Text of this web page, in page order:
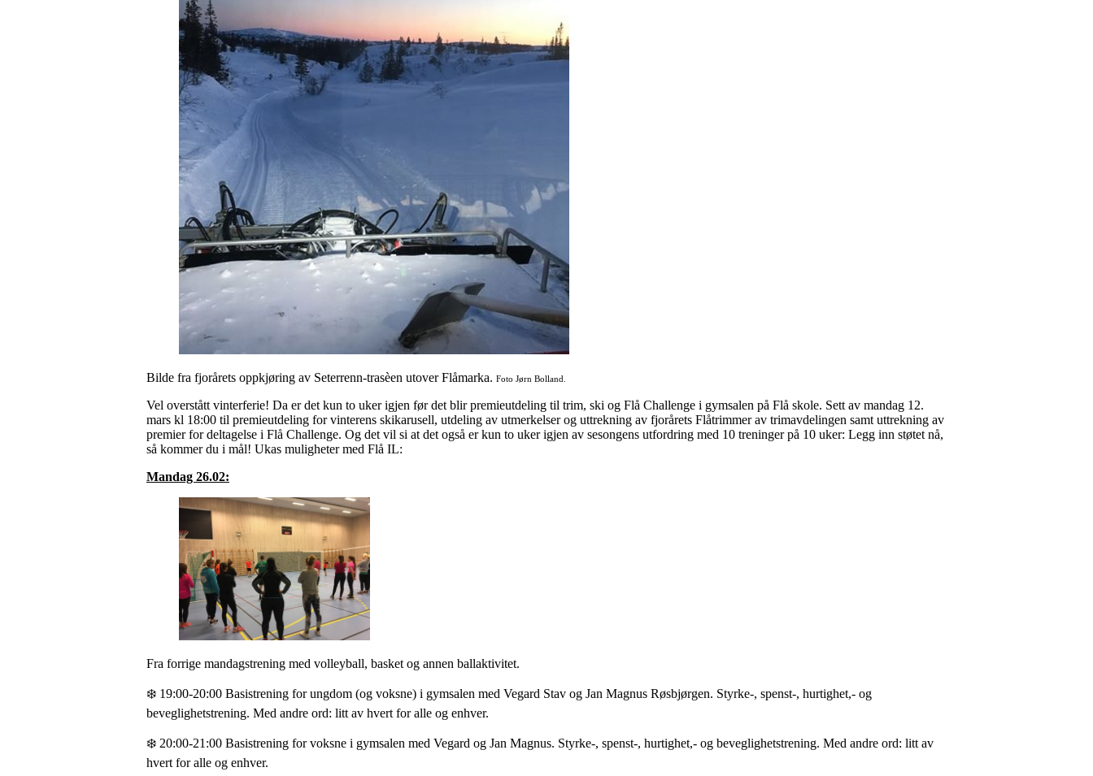
Bilde fra fjorårets oppkjøring av Seterrenn-trasèen utover Flåmarka. Foto Jørn Bolland.
Vel overstått vinterferie! Da er det kun to uker igjen før det blir premieutdeling til trim, ski og Flå Challenge i gymsalen på Flå skole. Sett av mandag 12.
mars kl 18:00 til premieutdeling for vinterens skikarusell, utdeling av utmerkelser og uttrekning av fjorårets Flåtrimmer av trimavdelingen samt uttrekning av
premier for deltagelse i Flå Challenge. Og det vil si at det også er kun to uker igjen av sesongens utfordring med 10 treninger på 10 uker: Legg inn støtet nå,
så kommer du i mål! Ukas muligheter med Flå IL:
Mandag 26.02:
Fra forrige mandagstrening med volleyball, basket og annen ballaktivitet.
❄️ 19:00-20:00 Basistrening for ungdom (og voksne) i gymsalen med Vegard Stav og Jan Magnus Røsbjørgen. Styrke-, spenst-, hurtighet,- og
beveglighetstrening. Med andre ord: litt av hvert for alle og enhver.
❄️ 20:00-21:00 Basistrening for voksne i gymsalen med Vegard og Jan Magnus. Styrke-, spenst-, hurtighet,- og beveglighetstrening. Med andre ord: litt av
hvert for alle og enhver.